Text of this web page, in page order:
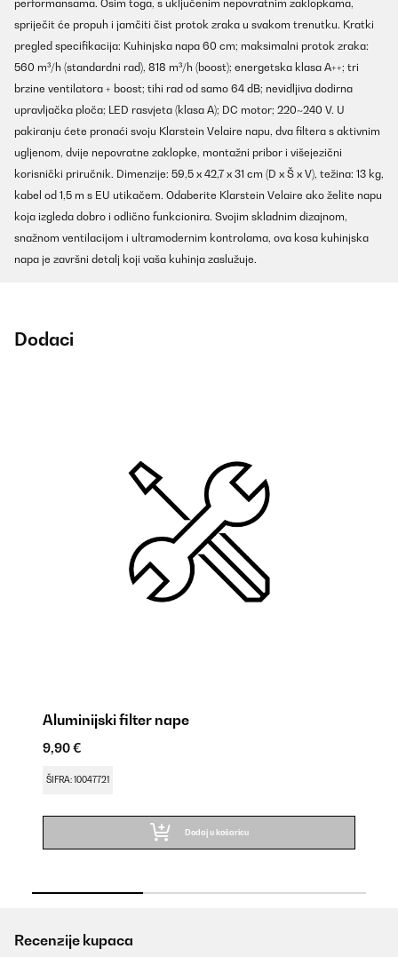
performansama. Osim toga, s uključenim nepovratnim zaklopkama,
spriječit će propuh i jamčiti čist protok zraka u svakom trenutku. Kratki
pregled specifikacija: Kuhinjska napa 60 cm; maksimalni protok zraka:
560 m³/h (standardni rad), 818 m³/h (boost); energetska klasa A++; tri
brzine ventilatora + boost; tihi rad od samo 64 dB; nevidljiva dodirna
upravljačka ploča; LED rasvjeta (klasa A); DC motor; 220~240 V. U
pakiranju ćete pronaći svoju Klarstein Velaire napu, dva filtera s aktivnim
ugljenom, dvije nepovratne zaklopke, montažni pribor i višejezični
korisnički priručnik. Dimenzije: 59,5 x 42,7 x 31 cm (D x Š x V), težina: 13 kg,
kabel od 1,5 m s EU utikačem. Odaberite Klarstein Velaire ako želite napu
koja izgleda dobro i odlično funkcionira. Svojim skladnim dizajnom,
snažnom ventilacijom i ultramodernim kontrolama, ova kosa kuhinjska
napa je završni detalj koji vaša kuhinja zaslužuje.
Dodaci
Aluminijski filter nape
9,90 €
ŠIFRA: 10047721
Dodaj u košaricu
Recenzije kupaca